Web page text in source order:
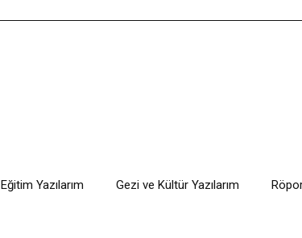
Eğitim Yazılarım Gezi ve Kültür Yazılarım